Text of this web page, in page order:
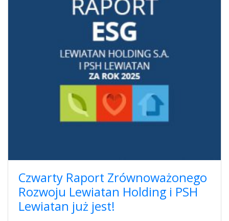
Czwarty Raport Zrównoważonego
Rozwoju Lewiatan Holding i PSH
Lewiatan już jest!